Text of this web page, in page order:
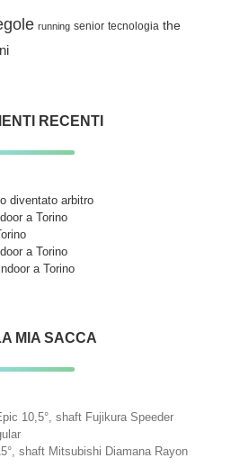
running senior tecnologia the
RECENTI
diventato arbitro
a Torino
a Torino
a Torino
MIA SACCA
10,5°, shaft Fujikura Speeder
shaft Mitsubishi Diamana Rayon